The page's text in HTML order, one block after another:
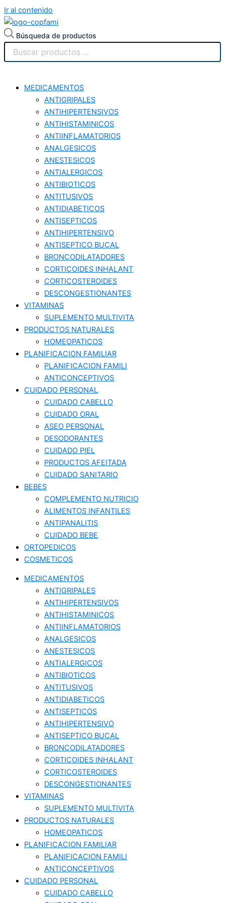
Ir al contenido
Búsqueda de productos
MEDICAMENTOS
ANTIGRIPALES
ANTIHIPERTENSIVOS
ANTIHISTAMINICOS
ANTIINFLAMATORIOS
ANALGESICOS
ANESTESICOS
ANTIALERGICOS
ANTIBIOTICOS
ANTITUSIVOS
ANTIDIABETICOS
ANTISEPTICOS
ANTIHIPERTENSIVO
ANTISEPTICO BUCAL
BRONCODILATADORES
CORTICOIDES INHALANT
CORTICOSTEROIDES
DESCONGESTIONANTES
VITAMINAS
SUPLEMENTO MULTIVITA
PRODUCTOS NATURALES
HOMEOPATICOS
PLANIFICACION FAMILIAR
PLANIFICACION FAMILI
ANTICONCEPTIVOS
CUIDADO PERSONAL
CUIDADO CABELLO
CUIDADO ORAL
ASEO PERSONAL
DESODORANTES
CUIDADO PIEL
PRODUCTOS AFEITADA
CUIDADO SANITARIO
BEBES
COMPLEMENTO NUTRICIO
ALIMENTOS INFANTILES
ANTIPANALITIS
CUIDADO BEBE
ORTOPEDICOS
COSMETICOS
MEDICAMENTOS
ANTIGRIPALES
ANTIHIPERTENSIVOS
ANTIHISTAMINICOS
ANTIINFLAMATORIOS
ANALGESICOS
ANESTESICOS
ANTIALERGICOS
ANTIBIOTICOS
ANTITUSIVOS
ANTIDIABETICOS
ANTISEPTICOS
ANTIHIPERTENSIVO
ANTISEPTICO BUCAL
BRONCODILATADORES
CORTICOIDES INHALANT
CORTICOSTEROIDES
DESCONGESTIONANTES
VITAMINAS
SUPLEMENTO MULTIVITA
PRODUCTOS NATURALES
HOMEOPATICOS
PLANIFICACION FAMILIAR
PLANIFICACION FAMILI
ANTICONCEPTIVOS
CUIDADO PERSONAL
CUIDADO CABELLO